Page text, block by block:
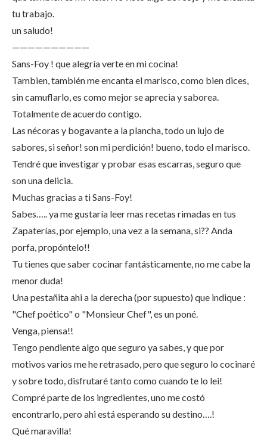
tu trabajo.
un saludo!
——————————
Sans-Foy ! que alegría verte en mi cocina!
Tambien, también me encanta el marisco, como bien dices,
sin camuflarlo, es como mejor se aprecia y saborea.
Totalmente de acuerdo contigo.
Las nécoras y bogavante a la plancha, todo un lujo de
sabores, si señor! son mi perdición! bueno, todo el marisco.
Tendré que investigar y probar esas escarras, seguro que
son una delicia.
Muchas gracias a ti Sans-Foy!
Sabes….. ya me gustaría leer mas recetas rimadas en tus
Zapaterías, por ejemplo, una vez a la semana, si?? Anda
porfa, propóntelo!!
Tu tienes que saber cocinar fantásticamente, no me cabe la
menor duda!
Una pestañita ahi a la derecha (por supuesto) que indique :
"Chef poético" o "Monsieur Chef", es un poné.
Venga, piensa!!
Tengo pendiente algo que seguro ya sabes, y que por
motivos varios me he retrasado, pero que seguro lo cocinaré
y sobre todo, disfrutaré tanto como cuando te lo lei!
Compré parte de los ingredientes, uno me costó
encontrarlo, pero ahi está esperando su destino….!
Qué maravilla!